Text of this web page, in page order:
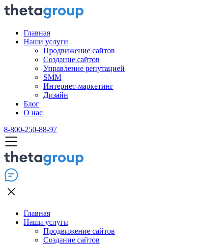
Главная
Наши услуги
Продвижение сайтов
Создание сайтов
Управление репутацией
SMM
Интернет-маркетинг
Дизайн
Блог
О нас
8-800-250-88-97
Главная
Наши услуги
Продвижение сайтов
Создание сайтов